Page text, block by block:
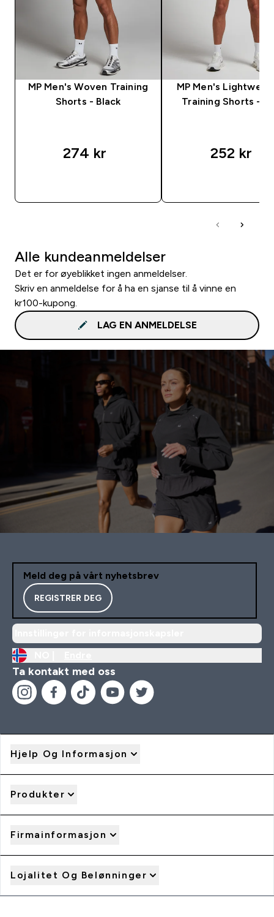
MP Men's Woven Training
Shorts - Black
274 kr‎
MP Men's
Training Shorts -
252 kr‎
Alle kundeanmeldelser
Det er for øyeblikket ingen anmeldelser.
Skriv en anmeldelse for å ha en sjanse til å vinne en
kr100-kupong.
LAG EN ANMELDELSE
Meld deg på vårt nyhetsbrev
REGISTRER DEG
Ta kontakt med oss
Hjelp Og Informasjon
Produkter
Firmainformasjon
Lojalitet Og Belønninger